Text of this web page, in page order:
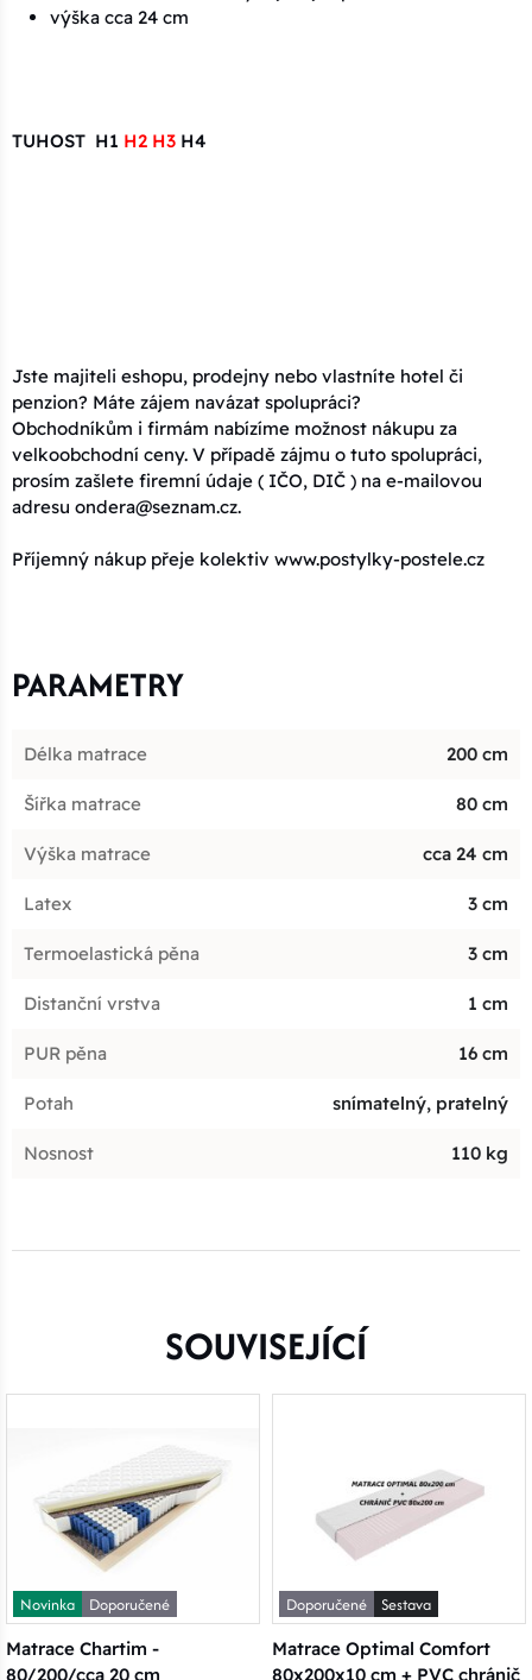
výška cca 24 cm
TUHOST H1 H2 H3 H4
Jste majiteli eshopu, prodejny nebo vlastníte hotel či
penzion? Máte zájem navázat spolupráci?
Obchodníkům i firmám nabízíme možnost nákupu za
velkoobchodní ceny. V případě zájmu o tuto spolupráci,
prosím zašlete firemní údaje ( IČO, DIČ ) na e-mailovou
adresu ondera@seznam.cz.
Příjemný nákup přeje kolektiv www.postylky-postele.cz
PARAMETRY
Délka matrace 200 cm
Šířka matrace 80 cm
Výška matrace cca 24 cm
Latex 3 cm
Termoelastická pěna 3 cm
Distanční vrstva 1 cm
PUR pěna 16 cm
Potah snímatelný, pratelný
Nosnost 110 kg
SOUVISEJÍCÍ
Novinka
Doporučené
Matrace Chartim -
80/200/cca 20 cm
Doporučené
Sestava
Matrace Optimal Comfort
80x200x10 cm + PVC chránič